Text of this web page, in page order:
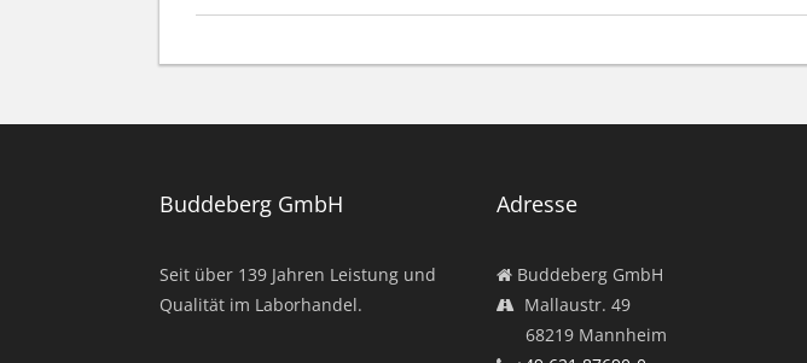
Weiterlesen...
Buddeberg GmbH
Seit über 139 Jahren Leistung und
Qualität im Laborhandel.
Adresse
Buddeberg GmbH
Mallaustr. 49
68219 Mannheim